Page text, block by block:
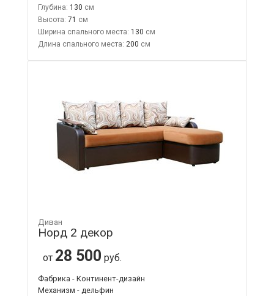
Глубина: 130
Высота: 71
Ширина спального места: 130
Длина спального места: 200
Диван
Норд 2 декор
от 28 500 руб.
Фабрика - Континент-дизайн
Механизм - дельфин